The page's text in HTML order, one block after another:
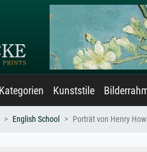
Kategorien Kunststile
English School Porträt von Henry